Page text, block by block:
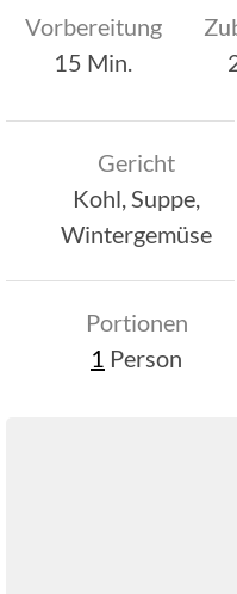
Vorbereitung
15 Minuten
Min.
Gericht
Kohl, Suppe,
Wintergemüse
Portionen
1 Person